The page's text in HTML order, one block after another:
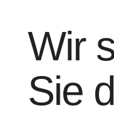
Wir
Sie